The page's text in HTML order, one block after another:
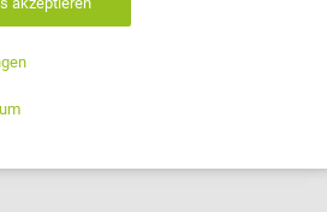
0602343020723
in weitere Länder